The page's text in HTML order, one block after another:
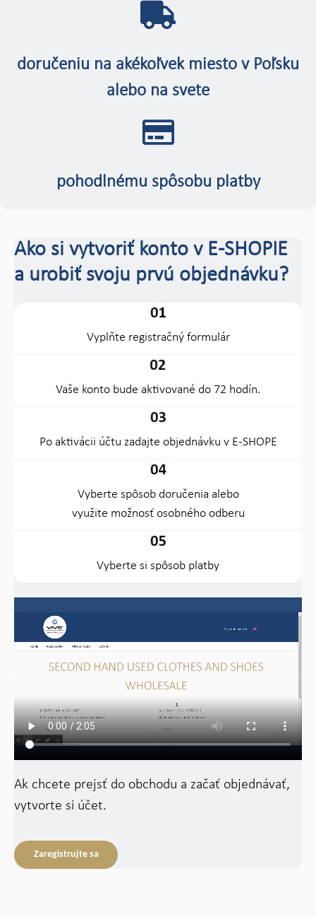
doručeniu na akékoľvek miesto v Poľsku
alebo na svete
pohodlnému spôsobu platby
Ako si vytvoriť konto v E-SHOPIE
a urobiť svoju prvú objednávku?
Vyplňte registračný formulár
Vaše konto bude aktivované do 72 hodín.
Po aktivácii účtu zadajte objednávku v E-SHOPE
Vyberte spôsob doručenia alebo
využite možnosť osobného odberu
Vyberte si spôsob platby
Ak chcete prejsť do obchodu a začať objednávať,
vytvorte si účet.
Zaregistrujte sa